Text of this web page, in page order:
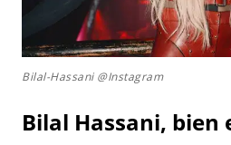
Bilal-Hassani @Instagram
Bilal Hassani, bien